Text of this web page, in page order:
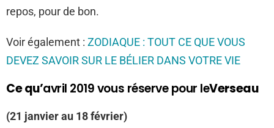
repos, pour de bon.
Voir également : ZODIAQUE : TOUT CE QUE VOUS
DEVEZ SAVOIR SUR LE BÉLIER DANS VOTRE VIE
Ce qu’avril 2019 vous réserve pour leVerseau
(21 janvier au 18 février)